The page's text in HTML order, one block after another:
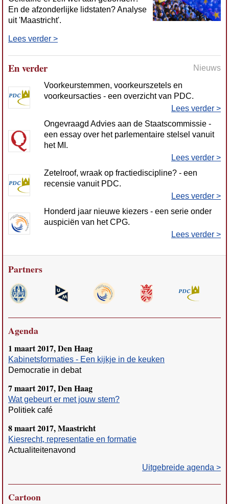
En de afzonderlijke lidstaten? Analyse
uit 'Maastricht'.
Lees verder >
En verder
Nieuws
Voorkeurstemmen, voorkeurszetels en
voorkeursacties - een overzicht van PDC.
Lees verder >
Ongevraagd Advies aan de Staatscommissie -
een essay over het parlementaire stelsel vanuit
het MI.
Lees verder >
Zetelroof, wraak op fractiediscipline? - een
recensie vanuit PDC.
Lees verder >
Honderd jaar nieuwe kiezers - een serie onder
auspiciën van het CPG.
Lees verder >
Partners
Agenda
1 maart 2017, Den Haag
Kabinetsformaties - Een kijkje in de keuken
Democratie in debat
7 maart 2017, Den Haag
Wat gebeurt er met jouw stem?
Politiek café
8 maart 2017, Maastricht
Kiesrecht, representatie en formatie
Actualiteitenavond
Uitgebreide agenda >
Cartoon